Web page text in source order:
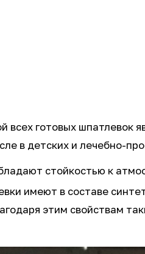
всех готовых шпатлевок
в детских и лечебно-
стойкостью к
имеют в составе
этим свойствам